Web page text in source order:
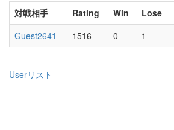
対戦相手 Rating Win Lose
Guest2641
1516 0 1
Userリスト